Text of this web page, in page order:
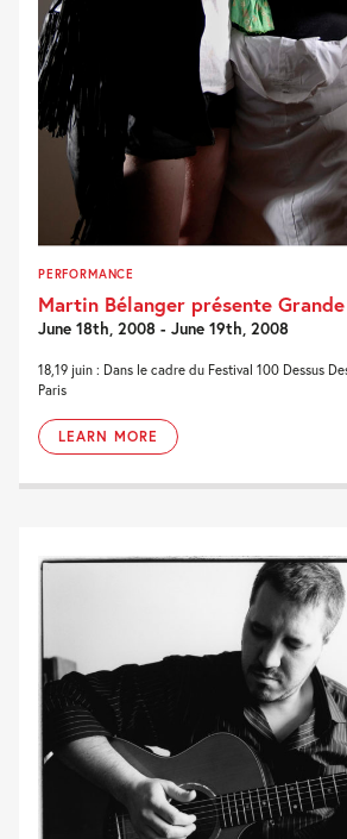
PERFORMANCE
Martin Bélanger présente
June 18th, 2008 - June 19th, 2008
18,19 juin : Dans le cadre du Festival 100 Dessus
Paris
LEARN MORE